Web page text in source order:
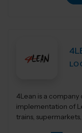
4Lean is a
implementation of
trains,